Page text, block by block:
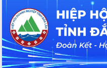
Thủ tướng Chính phủ Phạm Minh Chính
kiểm tra, chỉ đạo hoàn thành các dự
án cao tốc và thăm khu tái định cư tại
Đắk Lắk
Sôi nổi Hội đua ngựa truyền thống Gò
Thì Thùng mừng Xuân Bính Ngọ 2026